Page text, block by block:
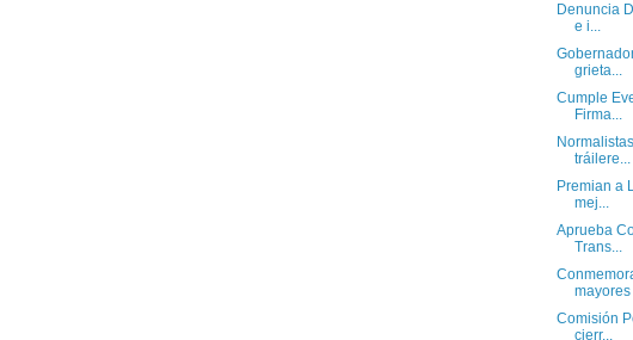
Denuncia
e i...
grieta...
Cumple
Firma...
tráilere...
Premian a
mej...
Aprueba
Trans...
mayores
Comisión
cierr...